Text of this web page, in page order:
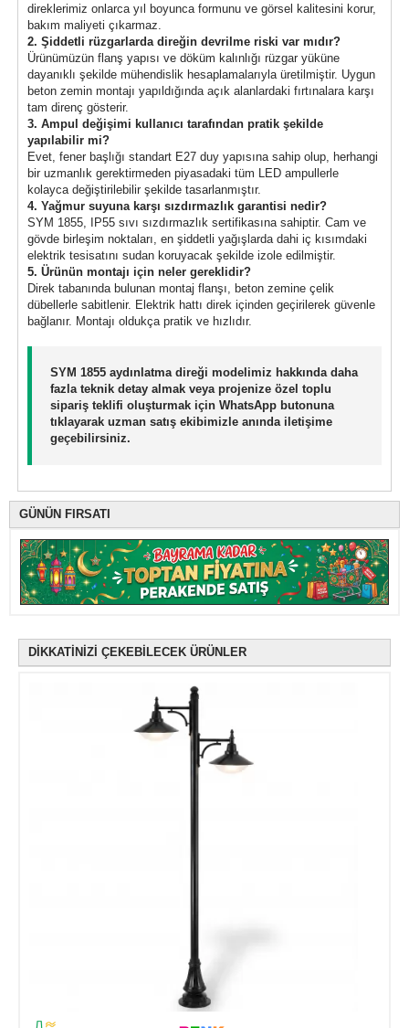
direklerimiz onlarca yıl boyunca formunu ve görsel kalitesini korur,
bakım maliyeti çıkarmaz.
2. Şiddetli rüzgarlarda direğin devrilme riski var mıdır?
Ürünümüzün flanş yapısı ve döküm kalınlığı rüzgar yüküne
dayanıklı şekilde mühendislik hesaplamalarıyla üretilmiştir. Uygun
beton zemin montajı yapıldığında açık alanlardaki fırtınalara karşı
tam direnç gösterir.
3. Ampul değişimi kullanıcı tarafından pratik şekilde
yapılabilir mi?
Evet, fener başlığı standart E27 duy yapısına sahip olup, herhangi
bir uzmanlık gerektirmeden piyasadaki tüm LED ampullerle
kolayca değiştirilebilir şekilde tasarlanmıştır.
4. Yağmur suyuna karşı sızdırmazlık garantisi nedir?
SYM 1855, IP55 sıvı sızdırmazlık sertifikasına sahiptir. Cam ve
gövde birleşim noktaları, en şiddetli yağışlarda dahi iç kısımdaki
elektrik tesisatını sudan koruyacak şekilde izole edilmiştir.
5. Ürünün montajı için neler gereklidir?
Direk tabanında bulunan montaj flanşı, beton zemine çelik
dübellerle sabitlenir. Elektrik hattı direk içinden geçirilerek güvenle
bağlanır. Montajı oldukça pratik ve hızlıdır.
SYM 1855 aydınlatma direği modelimiz hakkında daha
fazla teknik detay almak veya projenize özel toplu
sipariş teklifi oluşturmak için WhatsApp butonuna
tıklayarak uzman satış ekibimizle anında iletişime
geçebilirsiniz.
GÜNÜN FIRSATI
DİKKATİNİZİ ÇEKEBİLECEK ÜRÜNLER